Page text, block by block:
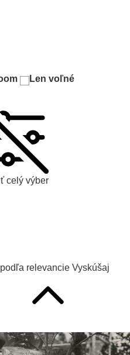
Len voľné
celý výber
relevancie Vyskúšaj